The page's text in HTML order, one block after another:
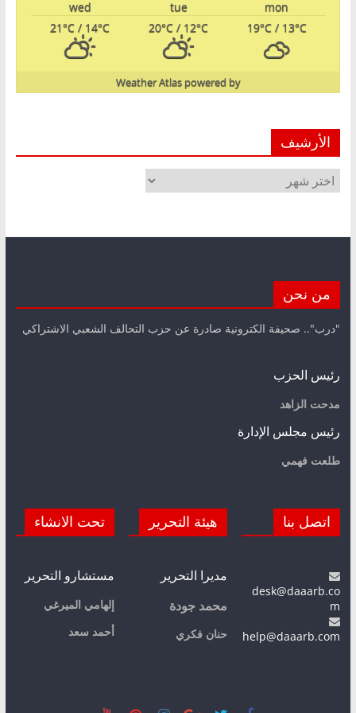
mon
tue
wed
19°C/ 13°C
20°C / 12°C
21°C / 14°C
powered by
Weather Atlas
الأرشيف
الأرشيف
من نحن
"درب".. صحيفة الكترونية صادرة عن حزب التحالف الشعبي الاشتراكي
رئيس الحزب
مدحت الزاهد
رئيس مجلس الإدارة
طلعت فهمي
اتصل بنا
desk@daaarb.co
m
help@daaarb.com
هيئة التحرير
مديرا التحرير
محمد جودة
حنان فكري
تحت الانشاء
مستشارو التحرير
إلهامي الميرغي
أحمد سعد